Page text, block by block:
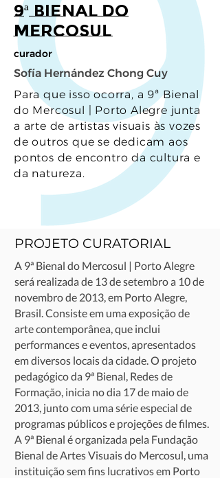
9ª Bienal do
Mercosul
curador
Sofía Hernández Chong Cuy
Para que isso ocorra, a 9ª Bienal
do Mercosul | Porto Alegre junta
a arte de artistas visuais às vozes
de outros que se dedicam aos
pontos de encontro da cultura e
da natureza.
PROJETO CURATORIAL
A 9ª Bienal do Mercosul | Porto Alegre
será realizada de 13 de setembro a 10 de
novembro de 2013, em Porto Alegre,
Brasil. Consiste em uma exposição de
arte contemporânea, que inclui
performances e eventos, apresentados
em diversos locais da cidade. O projeto
pedagógico da 9ª Bienal, Redes de
Formação, inicia no dia 17 de maio de
2013, junto com uma série especial de
programas públicos e projeções de filmes.
A 9ª Bienal é organizada pela Fundação
Bienal de Artes Visuais do Mercosul, uma
instituição sem fins lucrativos em Porto